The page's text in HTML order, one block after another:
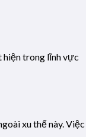
hiện trong lĩnh vực
xu thế này. Việc